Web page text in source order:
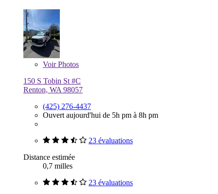
VoirPhotos
150 S Tobin St #C
Renton, WA 98057
(425) 276-4437
Ouvert aujourd'hui de 5h pm à 8h pm
23 évaluations
Distance estimée
0,7 milles
23 évaluations